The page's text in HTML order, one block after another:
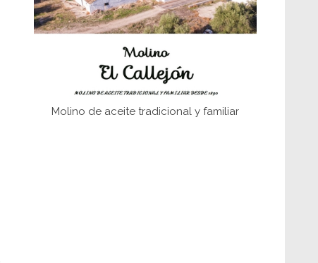
Juntar las letras. La alfabetización en el
campo: del afán de saber a la
Historia y vivencias del poblado de Los
Molino de aceite tradicional y familiar